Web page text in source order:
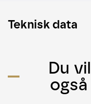
Teknisk data
Du